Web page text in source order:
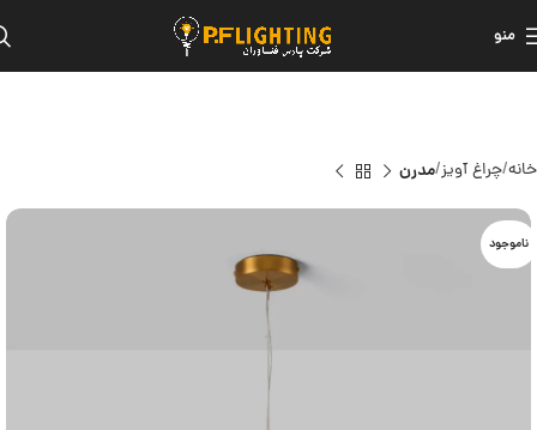
منو
خانه چراغ آویز مدرن
ناموجود